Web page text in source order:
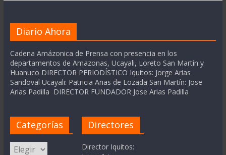
Diario Ahora
Cadena Amázonica de Prensa con presencia en los
departamentos de Amazonas, Ucayali, Loreto San Martín y
Huanuco DIRECTOR PERIODÍSTICO Iquitos: Jorge Arias
Sandoval Ucayali: Patricia Arias de Lozada San Martín: Jose
Arias Padilla DIRECTOR FUNDADOR Jose Arias Padilla
Categorías
Categorías
Directores
Director Iquitos: